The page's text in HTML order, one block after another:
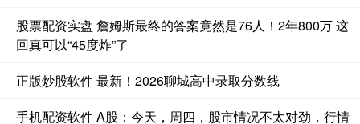
股票配资实盘 詹姆斯最终的答案竟然是76人！2年800万 这
回真可以“45度炸”了
正版炒股软件 最新！2026聊城高中录取分数线
手机配资软件 A股：今天，周四，股市情况不太对劲，行情